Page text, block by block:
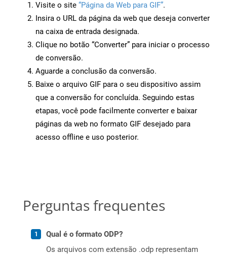
Visite o site “Página da Web para GIF”.
Insira o URL da página da web que deseja converter
na caixa de entrada designada.
Clique no botão “Converter” para iniciar o processo
de conversão.
Aguarde a conclusão da conversão.
Baixe o arquivo GIF para o seu dispositivo assim
que a conversão for concluída. Seguindo estas
etapas, você pode facilmente converter e baixar
páginas da web no formato GIF desejado para
acesso offline e uso posterior.
Perguntas frequentes
Qual é o formato ODP?
Os arquivos com extensão .odp representam